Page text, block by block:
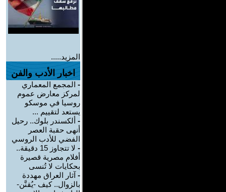
المزيد.....
اخبار الأدب والفن
- المجمع المعماري
لمركز معارض عموم
روسيا في موسكو
يستعد لتقييم ...
- ألكسندر بلوك.. رحيل
أنهى حقبة العصر
الفضي للأدب الروسي
-
لا تتجاوز 15 دقيقة..
أفلام مصرية قصيرة
بحكايات لا تُنسى
- آثار العراق مهددة
بالزوال.. كيف -يُقنَّن-